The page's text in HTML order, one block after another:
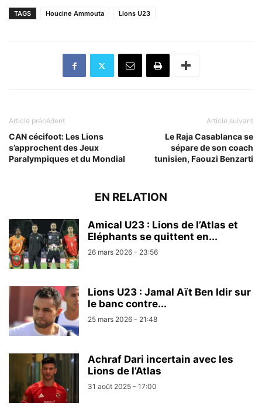
TAGS Houcine Ammouta Lions U23
Article précédent
CAN cécifoot: Les Lions
s’approchent des Jeux
Paralympiques et du Mondial
Article suivant
Le Raja Casablanca se
sépare de son coach
tunisien, Faouzi Benzarti
EN RELATION
Amical U23 : Lions de l’Atlas et
Eléphants se quittent en...
26 mars 2026 - 23:56
Lions U23 : Jamal Aït Ben Idir sur
le banc contre...
25 mars 2026 - 21:48
Achraf Dari incertain avec les
Lions de l’Atlas
31 août 2025 - 17:00